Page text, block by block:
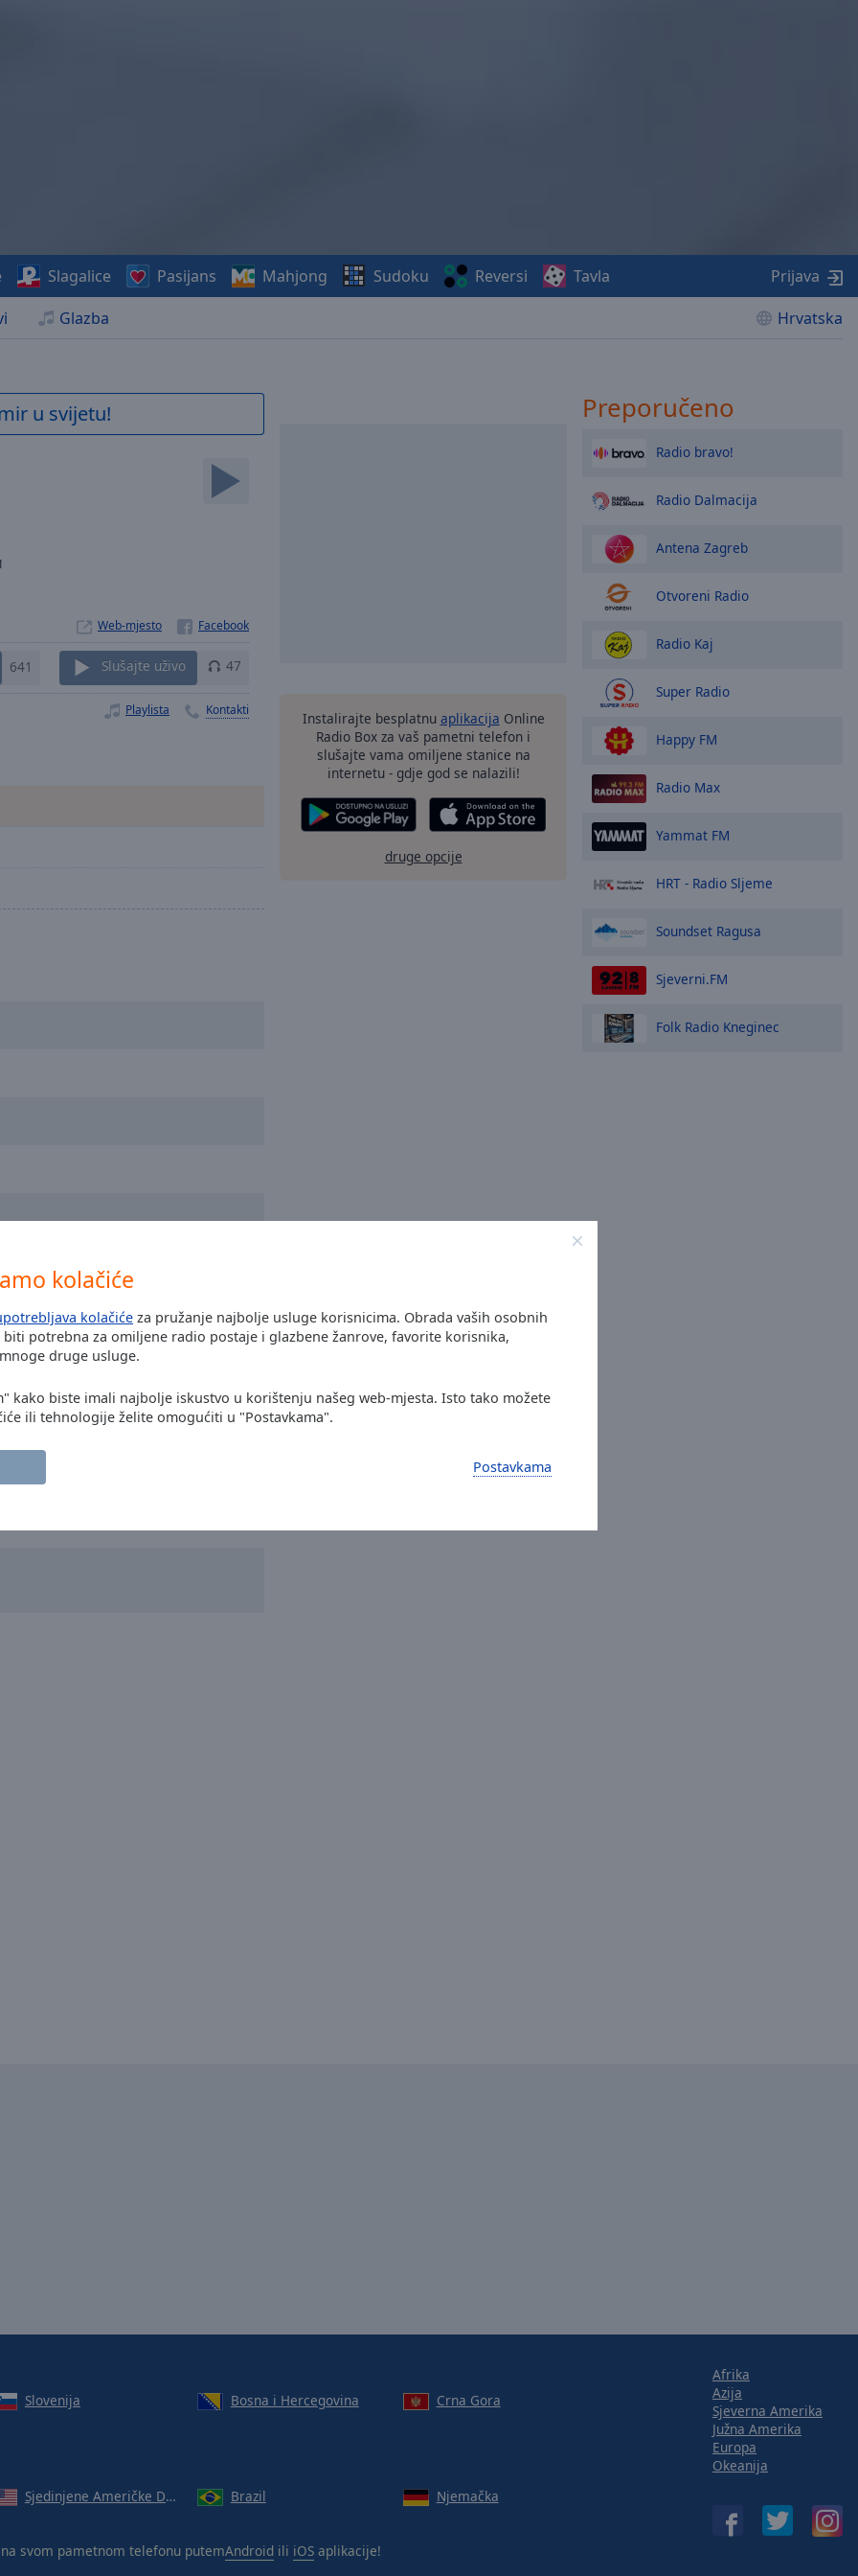
kolačiće
kolačiće za pružanje najbolje usluge korisnicima. Obrada vaših osobnih
potrebna za omiljene radio postaje i glazbene žanrove, favorite korisnika,
druge usluge.
kako biste imali najbolje iskustvo u korištenju našeg web-mjesta. Isto tako možete
ili tehnologije želite omogućiti u "Postavkama".
Postavkama
Glazba Hrvatska
Slagalice Pasijans Mahjong Sudoku Reversi Tavla Prijava
u svijetu!
Web-mjesto
641 Slušajte uživo 47
Playlista Kontakti Instalirajte besplatnu aplikacija Online
Radio Box za vaš pametni telefon i
slušajte vama omiljene stanice na
internetu - gdje god se nalazili!
druge opcije
Preporučeno
Radio bravo!
Radio Dalmacija
Antena Zagreb
Otvoreni Radio
Radio Kaj
Super Radio
Happy FM
Radio Max
Yammat FM
HRT - Radio Sljeme
Soundset Ragusa
Sjeverni.FM
Folk Radio Kneginec
Slovenija Bosna i Hercegovina
Crna Gora
Sjedinjene Američke Države Brazil Njemačka
svom pametnom telefonu putemAndroid ili iOS aplikacije!
Afrika
Azija
Sjeverna Amerika
Južna Amerika
Europa
Okeanija